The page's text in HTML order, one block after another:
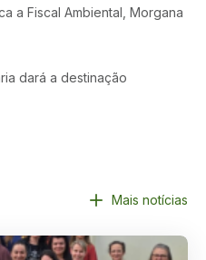
a Fiscal Ambiental, Morgana
dará a destinação
Mais notícias